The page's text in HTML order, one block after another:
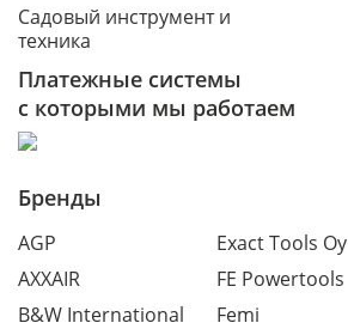
Садовый инструмент и
техника
Платежные системы
с которыми мы работаем
Бренды
AGP
AXXAIR
B&W International
Exact Tools Oy
FE Powertools
Femi